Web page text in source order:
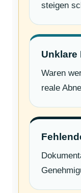
steigen
Unklare
Waren
reale